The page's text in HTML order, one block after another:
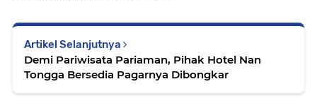
Artikel Selanjutnya
Demi Pariwisata Pariaman, Pihak Hotel Nan
Tongga Bersedia Pagarnya Dibongkar